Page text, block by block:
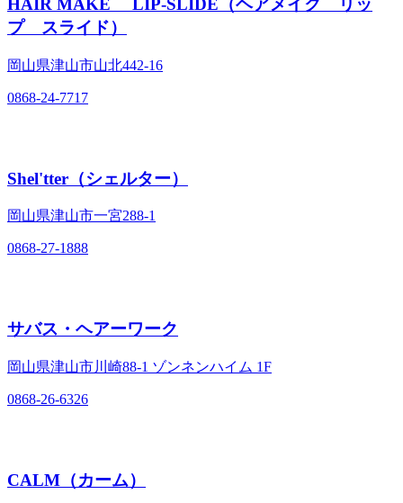
HAIR MAKE LIP-SLIDE（ヘアメイク リッ
プ スライド）
岡山県津山市山北442‐16
0868-24-7717
Shel'tter（シェルター）
岡山県津山市一宮288‐1
0868-27-1888
サバス・ヘアーワーク
岡山県津山市川崎88‐1 ゾンネンハイム 1F
0868-26-6326
CALM（カーム）